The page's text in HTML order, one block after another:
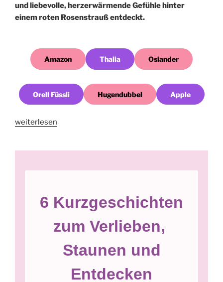
und liebevolle, herzerwärmende Gefühle hinter
einem roten Rosenstrauß entdeckt.
Amazon Thalia Osiander
Orell Füssli Hugendubbel Apple
„Verliebt
weiterlesen